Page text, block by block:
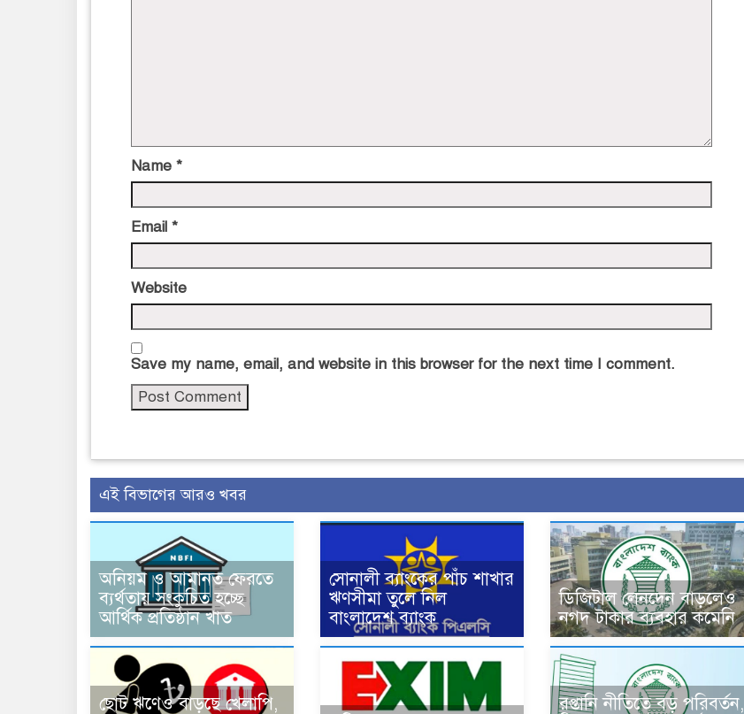
Name *
Email *
Website
Save my name, email, and website in this browser for the next time I comment.
এই বিভাগের আরও খবর
অনিয়ম ও আমানত ফেরতে
ব্যর্থতায় সংকুচিত হচ্ছে
আর্থিক প্রতিষ্ঠান খাত
সোনালী ব্যাংকের পাঁচ শাখার
ঋণসীমা তুলে নিল
বাংলাদেশ ব্যাংক
ডিজিটাল লেনদেন বাড়লেও
নগদ টাকার ব্যবহার কমেনি
ছোট ঋণেও বাড়ছে খেলাপি,
রপ্তানি নীতিতে বড় পরিবর্তন,